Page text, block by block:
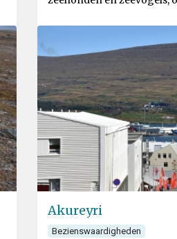
Akureyri
Bezienswaardigheden